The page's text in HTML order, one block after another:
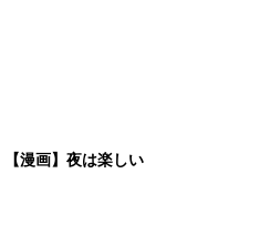
【漫画】夜は楽しい